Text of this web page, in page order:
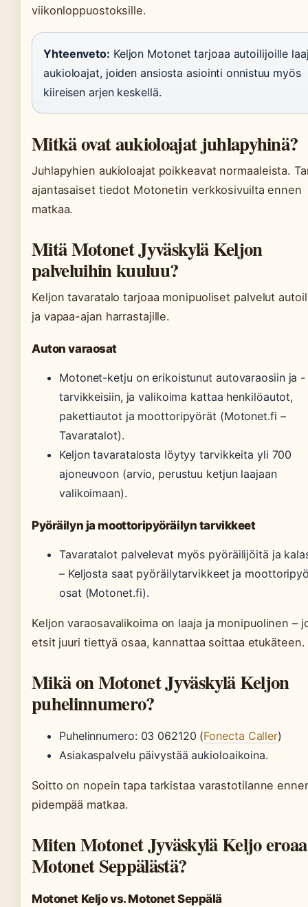
viikonloppuostoksille.
Yhteenveto: Keljon Motonet tarjoaa autoilijoille
aukioloajat, joiden ansiosta asiointi onnistuu myös
kiireisen arjen keskellä.
Mitkä ovat aukioloajat juhlapyhinä?
Juhlapyhien aukioloajat poikkeavat normaaleista.
ajantasaiset tiedot Motonetin verkkosivuilta ennen
matkaa.
Mitä Motonet Jyväskylä Keljon
palveluihin kuuluu?
Keljon tavaratalo tarjoaa monipuoliset palvelut
ja vapaa-ajan harrastajille.
Auton varaosat
Motonet-ketju on erikoistunut autovaraosiin ja -
tarvikkeisiin, ja valikoima kattaa henkilöautot,
pakettiautot ja moottoripyörät (Motonet.fi –
Tavaratalot).
Keljon tavaratalosta löytyy tarvikkeita yli 700
ajoneuvoon (arvio, perustuu ketjun laajaan
valikoimaan).
Pyöräilyn ja moottoripyöräilyn tarvikkeet
Tavaratalot palvelevat myös pyöräilijöitä ja
– Keljosta saat pyöräilytarvikkeet ja
osat (Motonet.fi).
Keljon varaosavalikoima on laaja ja monipuolinen –
etsit juuri tiettyä osaa, kannattaa soittaa etukäteen.
Mikä on Motonet Jyväskylä Keljon
puhelinnumero?
Puhelinnumero: 03 062120 (Fonecta Caller)
Asiakaspalvelu päivystää aukioloaikoina.
Soitto on nopein tapa tarkistaa varastotilanne
pidempää matkaa.
Miten Motonet Jyväskylä Keljo eroaa
Motonet Seppälästä?
Motonet Keljo vs. Motonet Seppälä